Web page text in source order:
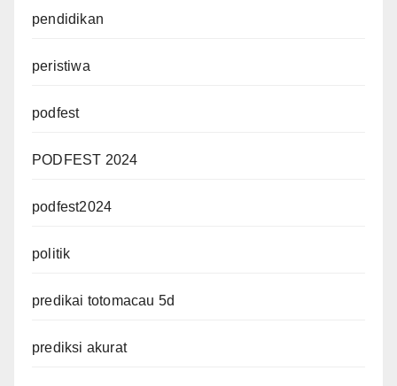
pendidikan
peristiwa
podfest
PODFEST 2024
podfest2024
politik
predikai totomacau 5d
prediksi akurat